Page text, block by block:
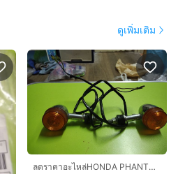
ดูเพิ่มเติม
ลดราคาอะไหล่HONDA PHANTOM AT200ชดไฟเลี้ยวหลังเดิมถอดจากรถใช้ได้ราคาคู่ละ650บาทไม่แพงถ้าและของแต่งโทรมาได้ครับมีอะไหล่อย่างอื่นด้วยอยากได้อะไหล่ส่งไปรษณียได้ครับอะไรโท